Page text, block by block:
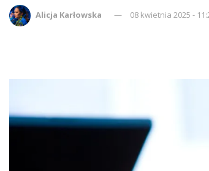
Alicja Karłowska 08 kwietnia 2025 -